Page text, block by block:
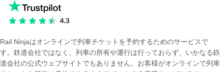
Rail Ninjaはオンラインで列車チケットを予約するためのサービスで
す。鉄道会社ではなく、列車の所有や運行は行っておらず、いかなる鉄
道会社の公式ウェブサイトでもありません。お客様がオンラインで列車